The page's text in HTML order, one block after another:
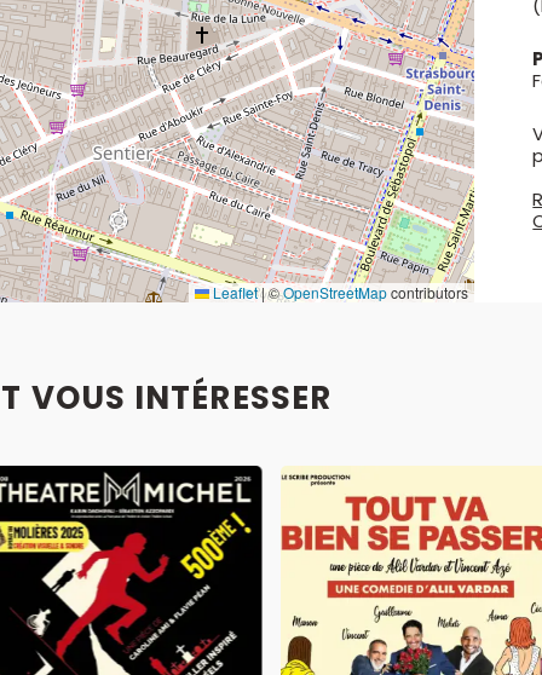
ici !
18 janvier– TheLate FUP show:cliquez ici !
22 janvier- LeGrand Prixdu FUP :cliquez ici !
Les reports et les annulations ne sont pas
autorisés pour ce spectacle.
Leaflet|©OpenStreetMapcontributors
VOUS INTÉRESSER